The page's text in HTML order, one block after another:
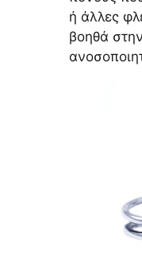
ή άλλες
βοηθά